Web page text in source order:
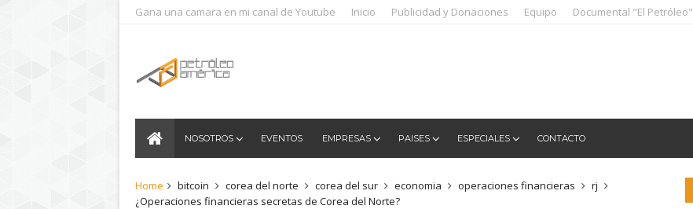
Gana una camara en mi canal de Youtube Inicio Publicidad y Donaciones Equipo Documental "El Petróleo"
NOSOTROS EVENTOS EMPRESAS PAISES ESPECIALES CONTACTO
Home bitcoin corea del norte corea del sur economia operaciones financieras
rj
¿Operaciones financieras secretas de Corea del Norte?